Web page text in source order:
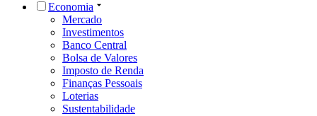
Economia
Mercado
Investimentos
Banco Central
Bolsa de Valores
Imposto de Renda
Finanças Pessoais
Loterias
Sustentabilidade